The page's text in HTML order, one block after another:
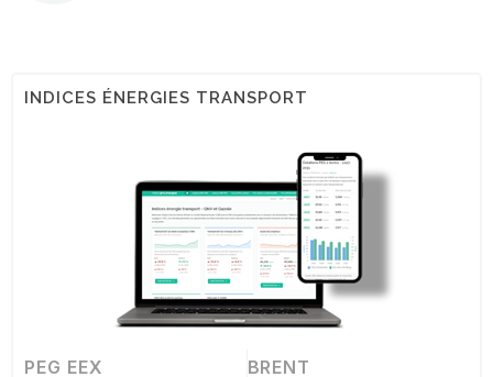
INDICES ÉNERGIES TRANSPORT
PEG EEX BRENT